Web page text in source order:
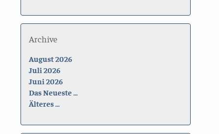
Archive
August 2026
Juli 2026
Juni 2026
Das Neueste ...
Älteres ...